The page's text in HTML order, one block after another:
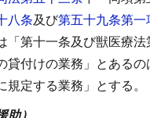
八条及び第五十九条第一
第十一条及び獣医療法
貸付けの業務」とある
定する業務」とする。